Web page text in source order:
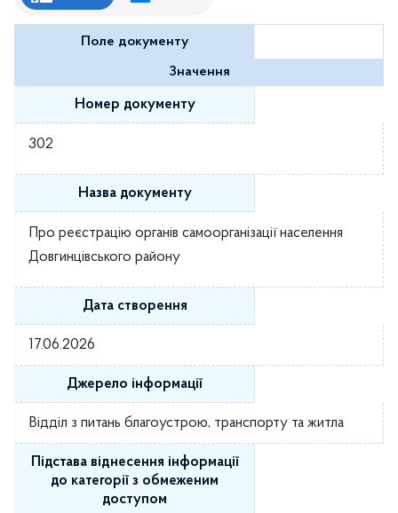
Рішення виконавчого комітету
Розпорядження районного голови
Регуляторні акти
Проекти рішень районної ради
Проєкти рішень виконавчого комітету
Поле документу
Значення
Номер документу
302
Назва документу
Про реєстрацію органів самоорганізації населення
Довгинцівського району
Дата створення
17.06.2026
Джерело інформації
Відділ з питань благоустрою, транспорту та житла
Підстава віднесення інформації
до категорії з обмеженим
доступом